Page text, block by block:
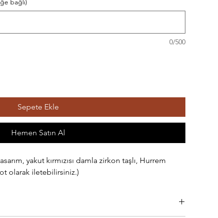
bağlı)
0/500
Sepete Ekle
Hemen Satın Al
yakut kırmızısı damla zirkon taşlı, Hurrem
olarak iletebilirsiniz.)